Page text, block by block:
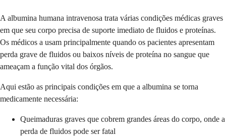
A albumina humana intravenosa trata várias condições médicas graves
em que seu corpo precisa de suporte imediato de fluidos e proteínas.
Os médicos a usam principalmente quando os pacientes apresentam
perda grave de fluidos ou baixos níveis de proteína no sangue que
ameaçam a função vital dos órgãos.
Aqui estão as principais condições em que a albumina se torna
medicamente necessária:
Queimaduras graves que cobrem grandes áreas do corpo, onde a
perda de fluidos pode ser fatal